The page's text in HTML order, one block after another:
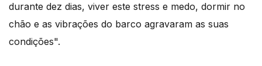
durante dez dias, viver este stress e medo, dormir no
chão e as vibrações do barco agravaram as suas
condições".